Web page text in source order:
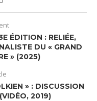
ÉDITION : RELIÉE,
DU « GRAND
» (2025)
» : DISCUSSION
2019)